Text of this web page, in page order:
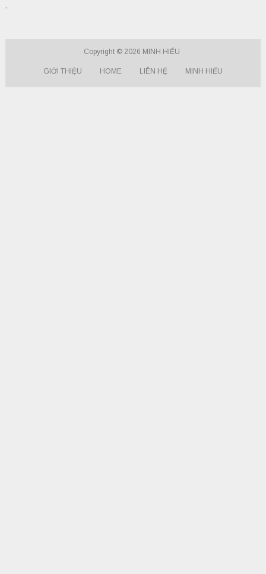
Copyright © 2026 MINH HIẾU
GIỚI THIỆU HOME LIÊN HỆ MINH HIẾU